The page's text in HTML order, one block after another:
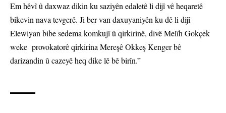
Em hêvî û daxwaz dikin ku saziyên edaletê li dijî vê heqaretê
bikevin nava tevgerê. Ji ber van daxuyaniyên ku dê li dijî
Elewiyan bibe sedema komkujî û qirkirinê, divê Melîh Gokçek
weke provokatorê qirkirina Mereşê Okkeş Kenger bê
darizandin û cazeyê heq dike lê bê birîn.”